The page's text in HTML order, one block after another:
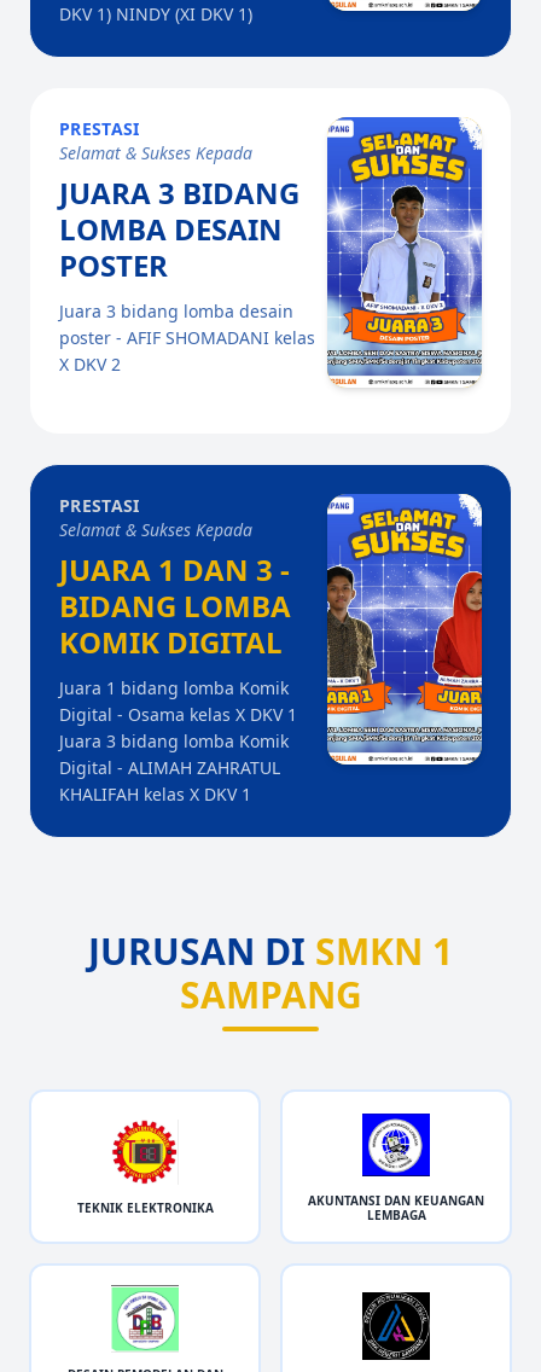
DKV 1) NINDY (XI DKV 1)
PRESTASI
Selamat & Sukses Kepada
JUARA 3 BIDANG
LOMBA DESAIN
POSTER
Juara 3 bidang lomba desain
poster - AFIF SHOMADANI kelas
X DKV 2
PRESTASI
Selamat & Sukses Kepada
JUARA 1 DAN 3 -
BIDANG LOMBA
KOMIK DIGITAL
Juara 1 bidang lomba Komik
Digital - Osama kelas X DKV 1
Juara 3 bidang lomba Komik
Digital - ALIMAH ZAHRATUL
KHALIFAH kelas X DKV 1
JURUSAN DI SMKN 1
SAMPANG
TEKNIK ELEKTRONIKA
AKUNTANSI DAN KEUANGAN
LEMBAGA